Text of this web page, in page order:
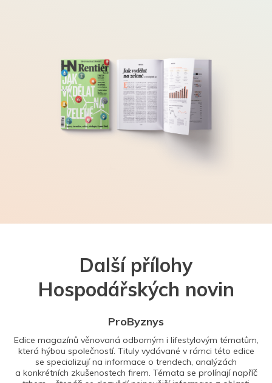
Další přílohy
Hospodářských novin
ProByznys
Edice magazínů věnovaná odborným i lifestylovým tématům,
která hýbou společností. Tituly vydávané v rámci této edice
se specializují na informace o trendech, analýzách
a konkrétních zkušenostech firem. Témata se prolínají napříč